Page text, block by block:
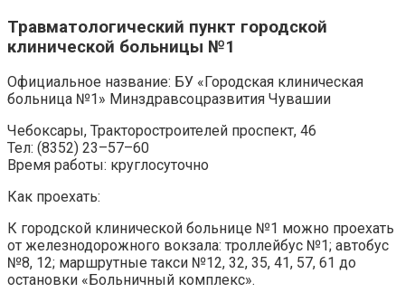
Травматологический пункт городской
клинической больницы №1
Официальное название: БУ «Городская клиническая
больница №1» Минздравсоцразвития Чувашии
Чебоксары, Тракторостроителей проспект, 46
Тел: (8352) 23–57–60
Время работы: круглосуточно
Как проехать:
К городской клинической больнице №1 можно проехать
от железнодорожного вокзала: троллейбус №1; автобус
№8, 12; маршрутные такси №12, 32, 35, 41, 57, 61 до
остановки «Больничный комплекс».